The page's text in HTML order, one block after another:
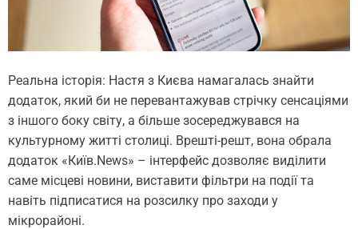
Реальна історія: Настя з Києва намагалась знайти
додаток, який би не перевантажував стрічку сенсаціями
з іншого боку світу, а більше зосереджувався на
культурному житті столиці. Врешті-решт, вона обрала
додаток «Київ.News» – інтерфейс дозволяє виділити
саме місцеві новини, виставити фільтри на події та
навіть підписатися на розсилку про заходи у
мікрорайоні.